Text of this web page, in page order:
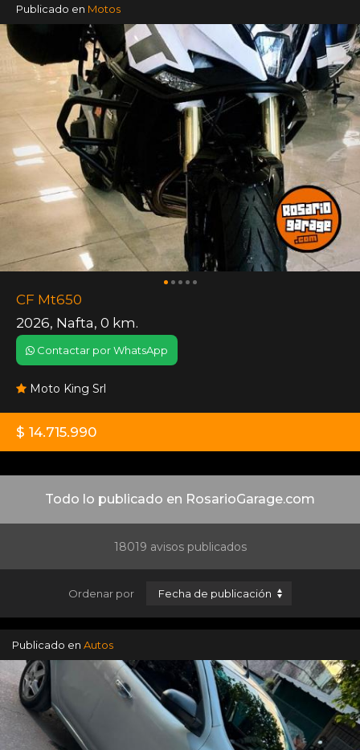
Publicado en Motos
CF Mt650
2026, Nafta, 0 km.
Contactar por WhatsApp
Moto King Srl
$ 14.715.990
Todo lo publicado en RosarioGarage.com
18019 avisos publicados
Ordenar por
Publicado en Autos